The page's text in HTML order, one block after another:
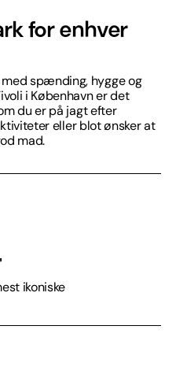
for enhver
spænding, hygge og
i København er det
du er på jagt efter
eller blot ønsker at
mad.
ikoniske